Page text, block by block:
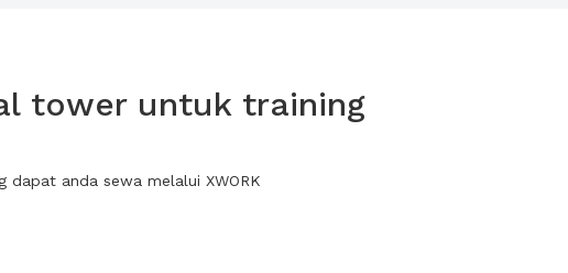
tower untuk training
anda sewa melalui XWORK